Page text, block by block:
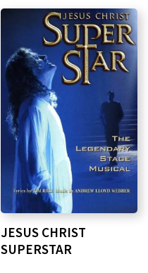
JESUS CHRIST
SUPERSTAR